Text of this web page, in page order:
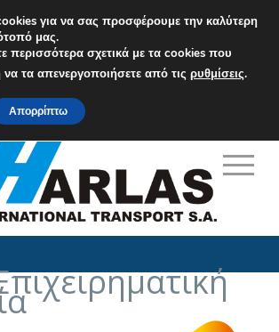
για να σας προσφέρουμε την καλύτερη
μας.
περισσότερα σχετικά με τα cookies που
τα απενεργοποιήσετε από τις ρυθμίσεις.
Απορρίπτω